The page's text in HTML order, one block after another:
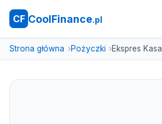
CF CoolFinance.pl
Strona główna Pożyczki Ekspres Kasa